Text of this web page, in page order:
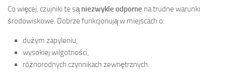
Co więcej, czujniki te sąniezwykle odporne na trudne warunki
środowiskowe. Dobrze funkcjonują w miejscach o:
dużym zapyleniu,
wysokiej wilgotności,
różnorodnych czynnikach zewnętrznych.